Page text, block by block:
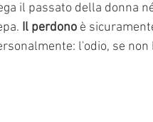
il passato della donna
Il perdono è
l'odio, se non